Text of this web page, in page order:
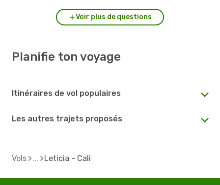
Voir plus de questions
Planifie ton voyage
Itinéraires de vol populaires
Les autres trajets proposés
Vols Leticia - Cali